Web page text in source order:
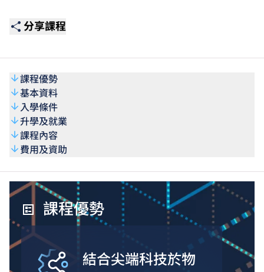
分享課程
課程優勢
基本資料
入學條件
升學及就業
課程內容
費用及資助
課程優勢
結合尖端科技於物